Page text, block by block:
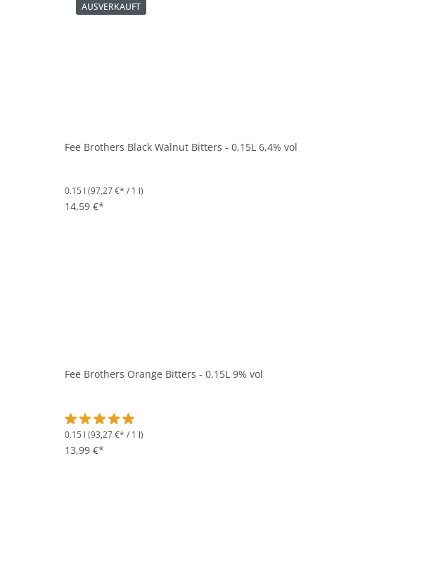
AUSVERKAUFT
Fee Brothers Black Walnut Bitters - 0,15L 6,4% vol
0.15 l (97,27 €* / 1 l)
14,59 €*
Fee Brothers Orange Bitters - 0,15L 9% vol
Durchschnittliche Bewertung von 5 von 5 Sternen
0.15 l (93,27 €* / 1 l)
13,99 €*